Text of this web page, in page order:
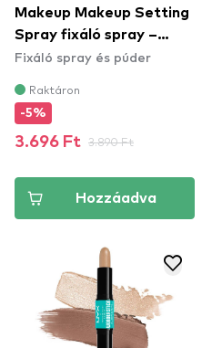
Makeup Makeup Setting
Spray fixáló spray –
Matte Finish
Fixáló spray és púder
Raktáron
-5%
3.696 Ft 3.890 Ft
Hozzáadva